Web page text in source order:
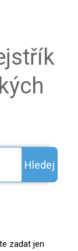
Hledej
zadat jen